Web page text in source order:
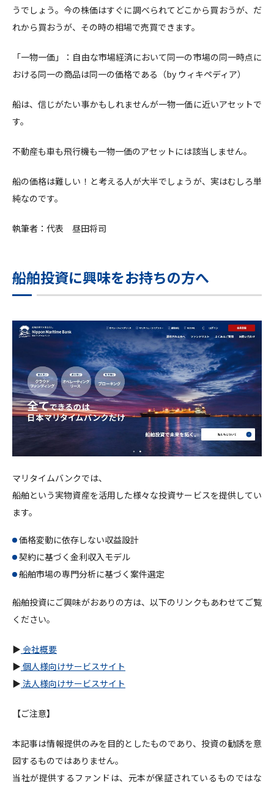
うでしょう。今の株価はすぐに調べられてどこから買おうが、だ
れから買おうが、その時の相場で売買できます。
「一物一価」：自由な市場経済において同一の市場の同一時点に
おける同一の商品は同一の価格である（by ウィキペディア）
船は、信じがたい事かもしれませんが一物一価に近いアセットで
す。
不動産も車も飛行機も一物一価のアセットには該当しません。
船の価格は難しい！と考える人が大半でしょうが、実はむしろ単
純なのです。
執筆者：代表 昼田将司
船舶投資に興味をお持ちの方へ
マリタイムバンクでは、
船舶という実物資産を活用した様々な投資サービスを提供してい
ます。
価格変動に依存しない収益設計
契約に基づく金利収入モデル
船舶市場の専門分析に基づく案件選定
船舶投資にご興味がおありの方は、以下のリンクもあわせてご覧
ください。
▶ 会社概要
▶ 個人様向けサービスサイト
▶ 法人様向けサービスサイト
【ご注意】
本記事は情報提供のみを目的としたものであり、投資の勧誘を意
図するものではありません。
当社が提供するファンドは、元本が保証されているものではな